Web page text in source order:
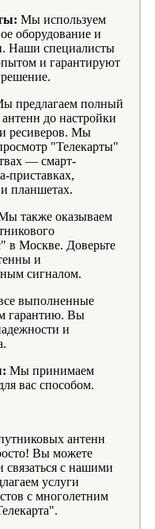
Мы используем
оборудование и
Наши специалисты
и гарантируют
предлагаем полный
до настройки
и ресиверов. Мы
"Телекарты"
— смарт-
приставках,
планшетах.
также оказываем
Москве. Доверьте
и
сигналом.
выполненные
гарантию. Вы
и
Мы принимаем
вас способом.
антенн
Вы можете
связаться с нашими
услуги
с многолетним